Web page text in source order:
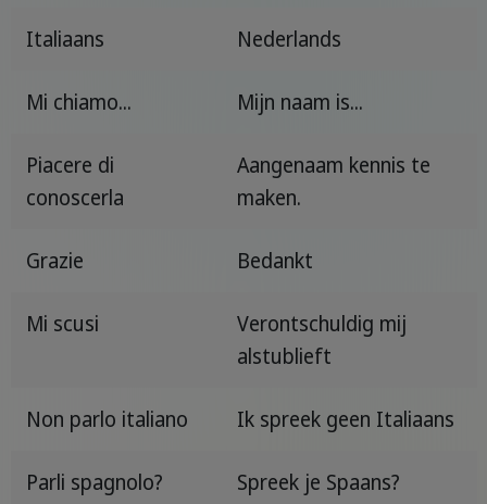
Italiaans Nederlands
Mi chiamo... Mijn naam is...
Piacere di
conoscerla
Aangenaam kennis te
maken.
Grazie Bedankt
Mi scusi
Verontschuldig mij
alstublieft
Non parlo italiano Ik spreek geen Italiaans
Parli spagnolo? Spreek je Spaans?